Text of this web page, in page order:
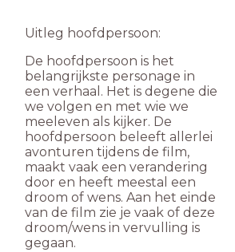
Uitleg hoofdpersoon:
De hoofdpersoon is het
belangrijkste personage in
een verhaal. Het is degene die
we volgen en met wie we
meeleven als kijker. De
hoofdpersoon beleeft allerlei
avonturen tijdens de film,
maakt vaak een verandering
door en heeft meestal een
droom of wens. Aan het einde
van de film zie je vaak of deze
droom/wens in vervulling is
gegaan.